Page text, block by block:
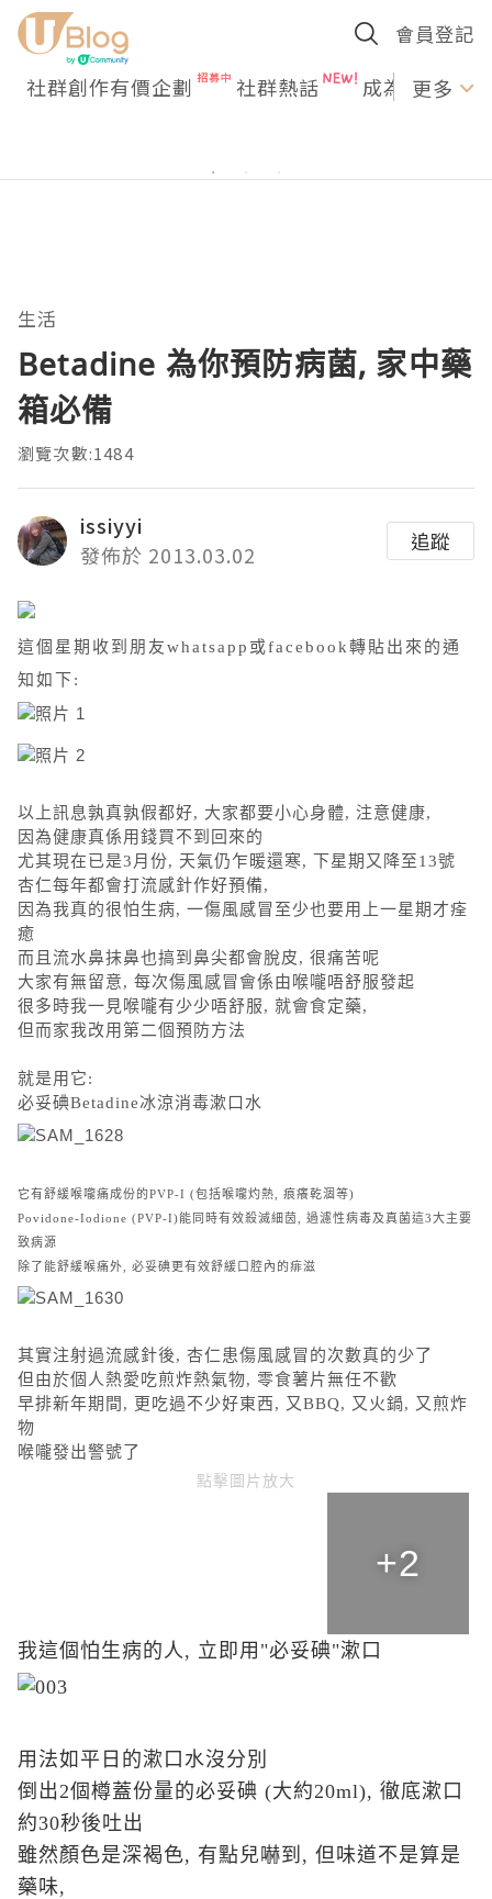
會員登記
社群創作有價企劃 社群熱話 成為U更多
生活
Betadine 為你預防病菌, 家中藥
箱必備
瀏覽次數:1484
issiyyi
發佈於 2013.03.02
追蹤
這個星期收到朋友whatsapp或facebook轉貼出來的通
知如下:
以上訊息孰真孰假都好, 大家都要小心身體, 注意健康,
因為健康真係用錢買不到回來的
尤其現在已是3月份, 天氣仍乍暖還寒, 下星期又降至13號
杏仁每年都會打流感針作好預備,
因為我真的很怕生病, 一傷風感冒至少也要用上一星期才痊
癒
而且流水鼻抹鼻也搞到鼻尖都會脫皮, 很痛苦呢
大家有無留意, 每次傷風感冒會係由喉嚨唔舒服發起
很多時我一見喉嚨有少少唔舒服, 就會食定藥,
但而家我改用第二個預防方法
就是用它:
必妥碘Betadine冰涼消毒漱口水
它有舒緩喉嚨痛成份的PVP-I (包括喉嚨灼熱 痕癢乾涸等)
Povidone-Iodione (PVP-I)能同時有效殺滅細茵 過濾性病毒及真菌這3大主要
致病源
除了能舒緩喉痛外
必妥碘更有效舒緩口腔內的痱滋
其實注射過流感針後, 杏仁患傷風感冒的次數真的少了
但由於個人熱愛吃煎炸熱氣物, 零食薯片無任不歡
早排新年期間, 更吃過不少好東西, 又BBQ, 又火鍋, 又煎炸
物
喉嚨發出警號了
點擊圖片放大
+2
我這個怕生病的人, 立即用"必妥碘"漱口
用法如平日的漱口水沒分別
倒出2個樽蓋份量的必妥碘 (大約20ml), 徹底漱口
約30秒後吐出
雖然顏色是深褐色, 有點兒嚇到, 但味道不是算是
藥味,